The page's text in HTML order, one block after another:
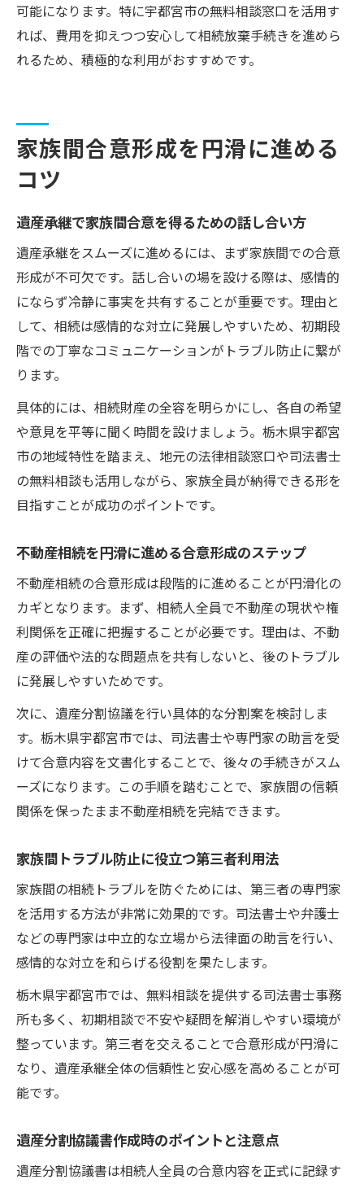
可能になります。特に宇都宮市の無料相談窓口を活用す
れば、費用を抑えつつ安心して相続放棄手続きを進めら
れるため、積極的な利用がおすすめです。
家族間合意形成を円滑に進める
コツ
遺産承継で家族間合意を得るための話し合い方
遺産承継をスムーズに進めるには、まず家族間での合意
形成が不可欠です。話し合いの場を設ける際は、感情的
にならず冷静に事実を共有することが重要です。理由と
して、相続は感情的な対立に発展しやすいため、初期段
階での丁寧なコミュニケーションがトラブル防止に繋が
ります。
具体的には、相続財産の全容を明らかにし、各自の希望
や意見を平等に聞く時間を設けましょう。栃木県宇都宮
市の地域特性を踏まえ、地元の法律相談窓口や司法書士
の無料相談も活用しながら、家族全員が納得できる形を
目指すことが成功のポイントです。
不動産相続を円滑に進める合意形成のステップ
不動産相続の合意形成は段階的に進めることが円滑化の
カギとなります。まず、相続人全員で不動産の現状や権
利関係を正確に把握することが必要です。理由は、不動
産の評価や法的な問題点を共有しないと、後のトラブル
に発展しやすいためです。
次に、遺産分割協議を行い具体的な分割案を検討しま
す。栃木県宇都宮市では、司法書士や専門家の助言を受
けて合意内容を文書化することで、後々の手続きがスム
ーズになります。この手順を踏むことで、家族間の信頼
関係を保ったまま不動産相続を完結できます。
家族間トラブル防止に役立つ第三者利用法
家族間の相続トラブルを防ぐためには、第三者の専門家
を活用する方法が非常に効果的です。司法書士や弁護士
などの専門家は中立的な立場から法律面の助言を行い、
感情的な対立を和らげる役割を果たします。
栃木県宇都宮市では、無料相談を提供する司法書士事務
所も多く、初期相談で不安や疑問を解消しやすい環境が
整っています。第三者を交えることで合意形成が円滑に
なり、遺産承継全体の信頼性と安心感を高めることが可
能です。
遺産分割協議書作成時のポイントと注意点
遺産分割協議書は相続人全員の合意内容を正式に記録す